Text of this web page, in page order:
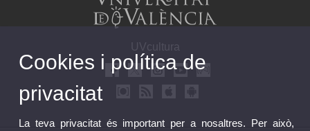
UVcultura
Cookies i política de
privacitat
La teva privacitat és important per a nosaltres. Per això,